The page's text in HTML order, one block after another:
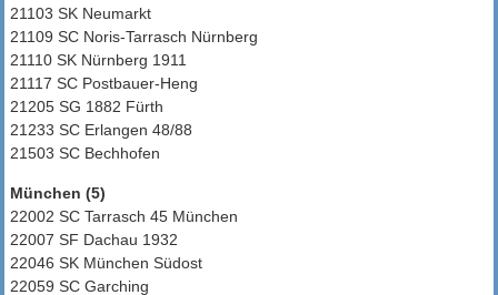
21103 SK Neumarkt
21109 SC Noris-Tarrasch Nürnberg
21110 SK Nürnberg 1911
21117 SC Postbauer-Heng
21205 SG 1882 Fürth
21233 SC Erlangen 48/88
21503 SC Bechhofen
München (5)
22002 SC Tarrasch 45 München
22007 SF Dachau 1932
22046 SK München Südost
22059 SC Garching